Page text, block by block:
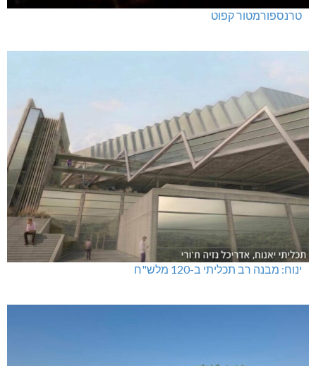
טרנספורמטור קפוט
ינוח: מבנה רב תכליתי ב-120 מלש"ח